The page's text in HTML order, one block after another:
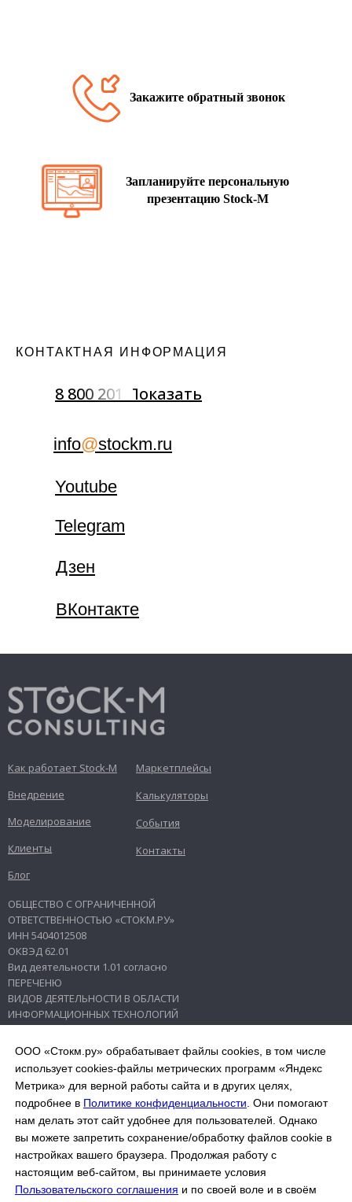
Закажите обратный звонок
Запланируйте персональную
презентацию Stock-M
ООО «Стокм.ру» обрабатывает файлы cookies, в том числе
использует cookies-файлы метрических программ «Яндекс
Метрика» для верной работы сайта и в других целях,
подробнее в Политике конфиденциальности. Они помогают
нам делать этот сайт удобнее для пользователей. Однако
вы можете запретить сохранение/обработку файлов cookie в
настройках вашего браузера. Продолжая работу с
настоящим веб-сайтом, вы принимаете условия
Пользовательского соглашения и по своей воле и в своём
КОНТАКТНАЯ ИНФОРМАЦИЯ
info@stockm.ru
Youtube
Telegram
ВКонтакте
Дзен
8 800 201 Показать
Внедрение
Как работает Stock-M
Клиенты
Блог
© 2014–2026. ОБЩЕСТВО С
ОГРАНИЧЕННОЙ ОТВЕТСТВЕННОСТЬЮ
«СТОКМ.РУ»
Пользовательское соглашение
Согласие на обработкуперсональных
данных
Политика конфиденциальности
Моделирование
Калькуляторы
Контакты
ОБЩЕСТВО С ОГРАНИЧЕННОЙ
ОТВЕТСТВЕННОСТЬЮ «СТОКМ.РУ»
ИНН 5404012508
ОКВЭД 62.01
Вид деятельности 1.01 согласно
ПЕРЕЧЕНЮ
ВИДОВ ДЕЯТЕЛЬНОСТИ В ОБЛАСТИ
ИНФОРМАЦИОННЫХ ТЕХНОЛОГИЙ
630108, г. Новосибирск, ул. Пархоменко,
События
Маркетплейсы